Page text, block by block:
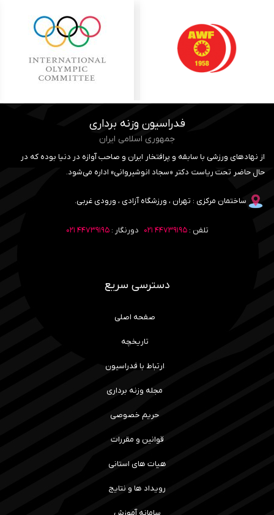
فدراسیون وزنه برداری
جمهوری اسلامی ایران
از نهادهای ورزشی با سابقه و پرافتخار ایران و صاحب آوازه در دنیا بوده که در
حال حاضر تحت ریاست دکتر «سجاد انوشیروانی» اداره می‌شود.
ساختمان مرکزی : تهران ، ورزشگاه آزادی ، ورودی غربی.
تلفن :۴۴۷۳۹۱۹۵ ۰۲۱ دورنگار :۴۴۷۳۹۱۹۵ ۰۲۱
دسترسی سریع
صفحه اصلی
تاریخچه
ارتباط با فدراسیون
مجله وزنه برداری
حریم خصوصی
قوانین و مقررات
هیات های استانی
رویداد ها و نتایج